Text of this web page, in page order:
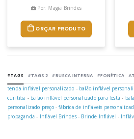
Por: Magia Brindes
ORÇAR PRODUTO
#TAGS #TAGS 2 #BUSCA INTERNA #FONÉTICA
tenda inflável personalizado - balão inflável
curitiba - balão inflável personalizado para festa -
personalizado preço-fábrica de infláveis
propaganda - Inflável Brindes- Brinde Inflável -